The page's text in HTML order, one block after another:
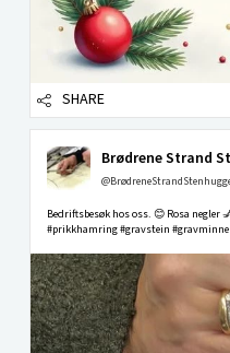
SHARE
Brødrene Strand
Bedriftsbesøk hos oss. 😊 Rosa
#prikkhamring #gravstein #gravminne